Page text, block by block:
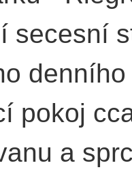
secesní
pokoj
a